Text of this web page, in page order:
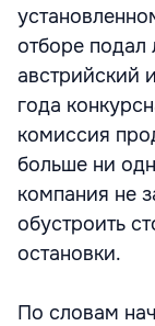
отборе подал
австрийский
года
комиссия
больше ни
компания не
обустроить
остановки.
По словам